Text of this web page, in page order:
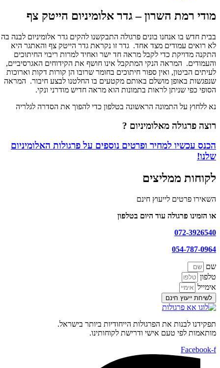
מודי רמת השרון – גדר אלומיניום הייטק צף
התמונות
מטה
מספרות
את
סיפור
רמת
השרון
גדר
אלומיניום
צף
בבית חדש בו אנחנו בונים פרגולה התבקשנו להקים גדר אלומיניום לבנה בה
לא רואים עמודים מצד אחד. גדר זו נקראת גדר הייטק צף והאתגר היא
התקנה מדויקת כדי לקבל מראה חד ישר ואחיד למרות ריבוי החיתוכים
והעמודים. המראה הנקי המתקבל אינו חושף את הקידוחים האגרסיביים,
לעיתים הביטון, ואין ספור חיתוכים בחומר שרובו הן קורות דקות וארוכות
שנפגשות באופן מושלם באותם מקטעים בו החלטנו לבצע חיבור. המראה
הסופי כפי שניתן לראות בתמונות הוא מראה חדיש מודרני ונקי.
נא ללחוץ על התמונה הראשונה בטלפון כדי להפוך את הסדרה לגלריה
רוצה פרגולהמאלומיניום ?
הכנס עכשיו למחיר ופרטים נוספים עלפרגולות האלומיניום
שלנו!
לקוחות ממליצים
השאירו פרטים לייעוץ חינם
או הזמינו פרגולה עוד היום בטלפון
072-3926540
054-787-0964
שם
טלפון
אימייל
לשיחת ייעוץ חינם
תפקידנו לבנות את הפרגולות הייחודיות ביותר בישראל.
מותאמות לפי טעם אישי ודרישת לקוחותינו.
Facebook-f